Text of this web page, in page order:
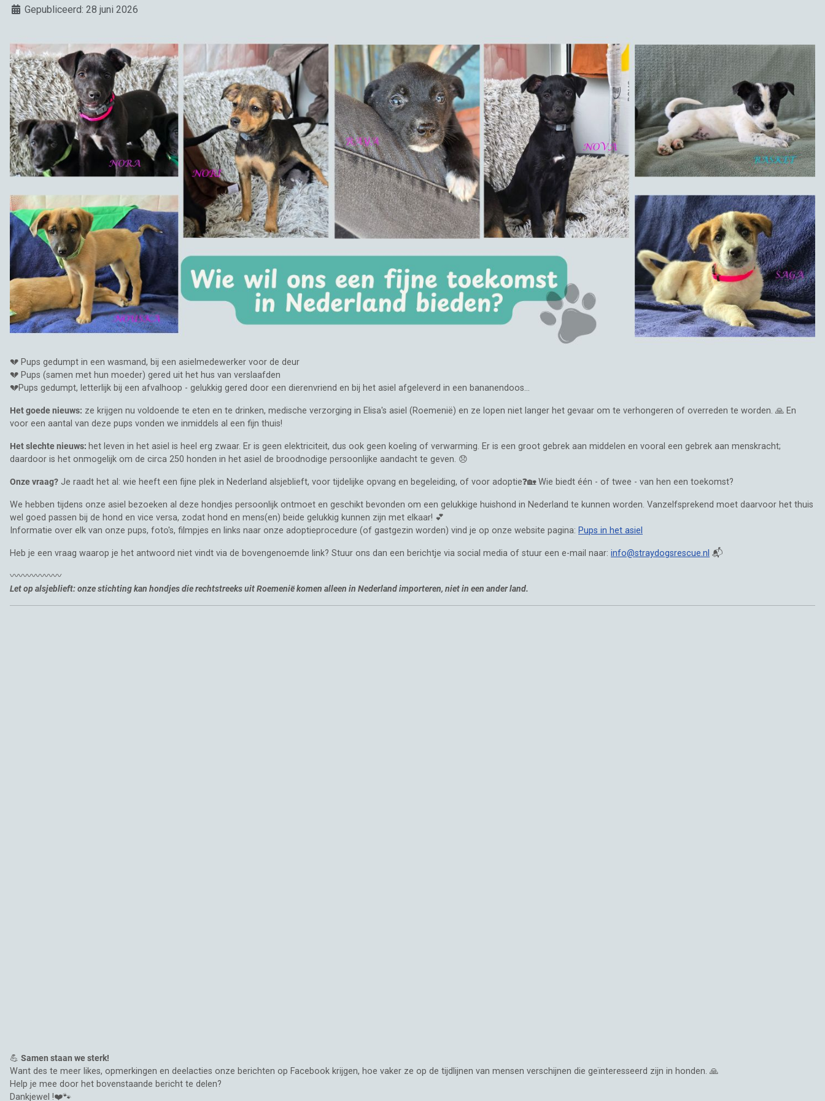
DetailsGepubliceerd: 28 juni 2026
💔 Pups gedumpt in een wasmand, bij een asielmedewerker voor de deur
💔 Pups (samen met hun moeder) gered uit het hus van verslaafden
💔Pups gedumpt, letterlijk bij een afvalhoop - gelukkig gered door een dierenvriend en bij het asiel afgeleverd in een bananendoos...
Het goede nieuws: ze krijgen nu voldoende te eten en te drinken, medische verzorging in Elisa's asiel (Roemenië) en ze lopen niet langer het gevaar om te verhongeren of overreden te worden. 🙏 En
voor een aantal van deze pups vonden we inmiddels al een fijn thuis!
Het slechte nieuws: het leven in het asiel is heel erg zwaar. Er is geen elektriciteit, dus ook geen koeling of verwarming. Er is een groot gebrek aan middelen en vooral een gebrek aan menskracht;
daardoor is het onmogelijk om de circa 250 honden in het asiel de broodnodige persoonlijke aandacht te geven. 😞
Onze vraag? Je raadt het al: wie heeft een fijne plek in Nederland alsjeblieft, voor tijdelijke opvang en begeleiding, of voor adoptie❓🏡 Wie biedt één - of twee - van hen een toekomst?
We hebben tijdens onze asiel bezoeken al deze hondjes persoonlijk ontmoet en geschikt bevonden om een gelukkige huishond in Nederland te kunnen worden. Vanzelfsprekend moet daarvoor het thuis
wel goed passen bij de hond en vice versa, zodat hond en mens(en) beide gelukkig kunnen zijn met elkaar! 💕
Informatie over elk van onze pups, foto's, filmpjes en links naar onze adoptieprocedure (of gastgezin worden) vind je op onze website pagina: Pups in het asiel
Heb je een vraag waarop je het antwoord niet vindt via de bovengenoemde link? Stuur ons dan een berichtje via social media of stuur een e-mail naar: info@straydogsrescue.nl 📬
〰️〰️〰️〰️〰️〰️
Let op alsjeblieft: onze stichting kan hondjes die rechtstreeks uit Roemenië komen alleen in Nederland importeren, niet in een ander land.
💪 Samen staan we sterk!
Want des te meer likes, opmerkingen en deelacties onze berichten op Facebook krijgen, hoe vaker ze op de tijdlijnen van mensen verschijnen die geïnteresseerd zijn in honden. 🙏
Help je mee door het bovenstaande bericht te delen?
Dankjewel !❤️🐾